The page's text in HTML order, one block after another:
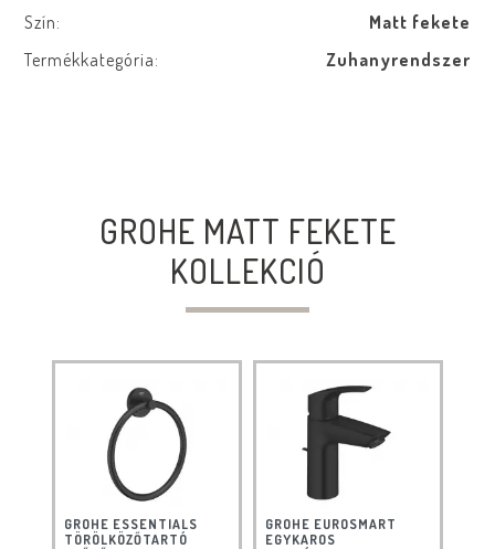
Szín:
Matt fekete
Termékkategória:
Zuhanyrendszer
GROHE MATT FEKETE
KOLLEKCIÓ
GROHE ESSENTIALS
TÖRÖLKÖZŐTARTÓ
GROHE EUROSMART
EGYKAROS